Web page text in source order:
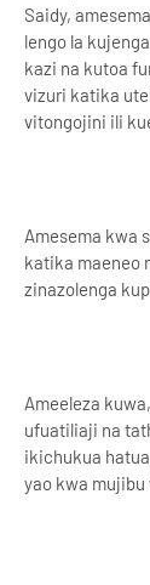
Saidy,
lengo la
kazi na kutoa
vizuri katika
vitongojini ili
Amesema kwa
katika maeneo
zinazolenga
Ameeleza
ufuatiliaji na
ikichukua
yao kwa